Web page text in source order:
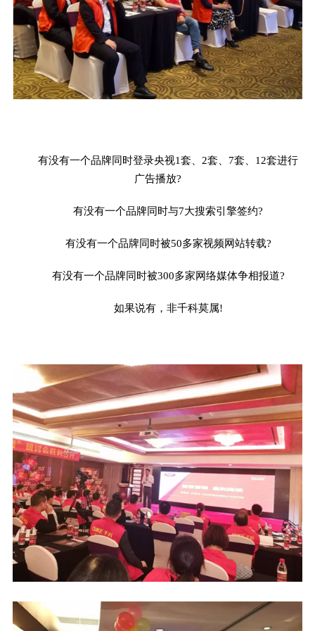
有没有一个品牌同时登录央视1套、2套、7套、12套进行
广告播放?
有没有一个品牌同时与7大搜索引擎签约?
有没有一个品牌同时被50多家视频网站转载?
有没有一个品牌同时被300多家网络媒体争相报道?
如果说有，非千科莫属!